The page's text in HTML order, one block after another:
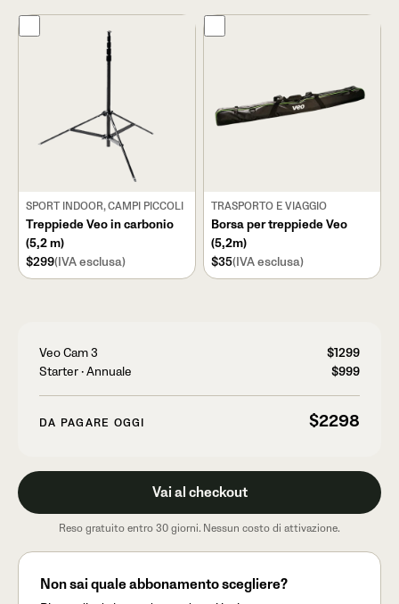
SPORT INDOOR, CAMPI PICCOLI
Treppiede Veo in carbonio
(5,2 m)
$299(IVA esclusa)
TRASPORTO E VIAGGIO
Borsa per treppiede Veo
(5,2m)
$35(IVA esclusa)
Veo Cam 3
$1299
Starter ·Annuale $999
DA PAGARE OGGI $2298
Vai al checkout
Reso gratuito entro 30 giorni. Nessun costo di attivazione.
Non sai quale abbonamento scegliere?